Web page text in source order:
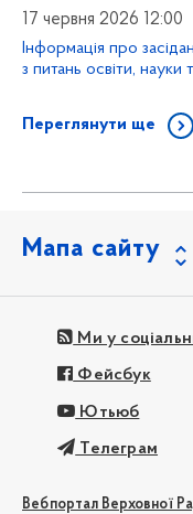
17 червня 2026 12:00
Інформація про
з питань освіти,
Переглянути ще
Мапа сайту
Ми у
Фейсбук
Ютьюб
Телеграм
Вебпортал Верховної